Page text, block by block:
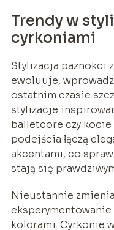
Trendy w
cyrkoniami
Stylizacja paznokci
ewoluuje,
ostatnim czasie
stylizacje
balletcore czy kocie
podejścia łączą
akcentami, co
stają się
Nieustannie
kolorami. Cyrkonie